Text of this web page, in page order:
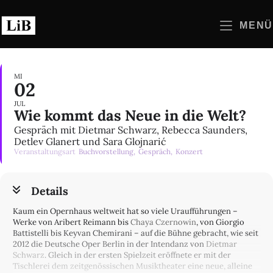
Inhalt
springen
MENÜ
MI
02
JUL
Wie kommt das Neue in die Welt?
Gespräch mit Dietmar Schwarz, Rebecca Saunders,
Detlev Glanert und Sara Glojnarić
Veranstaltungsart Buchvorstellung, Gespräch, Konzert
Details
Kaum ein Opernhaus weltweit hat so viele Uraufführungen –
Werke von Aribert Reimann bisChaya Czernowin, von Giorgio
Battistelli bis Keyvan Chemirani – auf die Bühne gebracht, wie seit
2012 die Deutsche Oper Berlin in der Intendanz von Dietmar
Schwarz. Gleich in der ersten Spielzeit eröffnete er mit der
Tischlerei dem zeitgenössischen Musiktheater eine neue, alleine